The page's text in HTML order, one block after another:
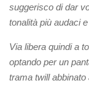
suggerisco di dar
tonalità più audaci
Via libera quindi a
optando per un
trama twill